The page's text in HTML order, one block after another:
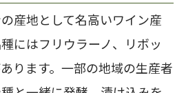
産地として名高いワイン産
にはフリウラーノ、リボッ
ります。一部の地域の生産者